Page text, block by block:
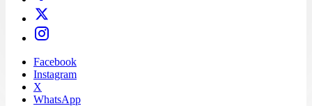
Facebook
Instagram
X
WhatsApp